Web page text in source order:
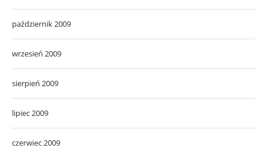
październik 2009
wrzesień 2009
sierpień 2009
lipiec 2009
czerwiec 2009